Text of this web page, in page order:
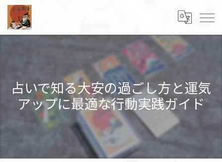
占いで知る大安の過ごし方と運気
アップに最適な行動実践ガイド